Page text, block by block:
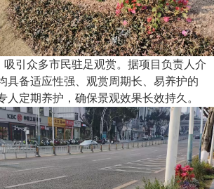
吸引众多市民驻足观赏。据项目负责人介
具备适应性强、观赏周期长、易养护的
人定期养护，确保景观效果长效持久。